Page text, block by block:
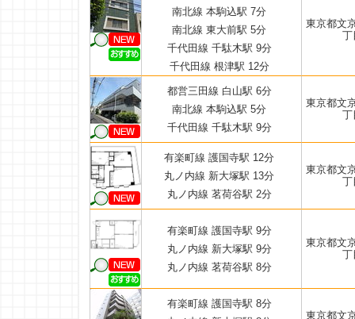
南北線 本駒込駅 7分
南北線 東大前駅 5分
千代田線 千駄木駅 9分
千代田線 根津駅 12分
東京都文
丁
都営三田線 白山駅 6分
南北線 本駒込駅 5分
千代田線 千駄木駅 9分
東京都文
丁
有楽町線 護国寺駅 12分
丸ノ内線 新大塚駅 13分
丸ノ内線 茗荷谷駅 2分
東京都文
丁
有楽町線 護国寺駅 9分
丸ノ内線 新大塚駅 9分
丸ノ内線 茗荷谷駅 8分
東京都文
丁
有楽町線 護国寺駅 8分
東京都文